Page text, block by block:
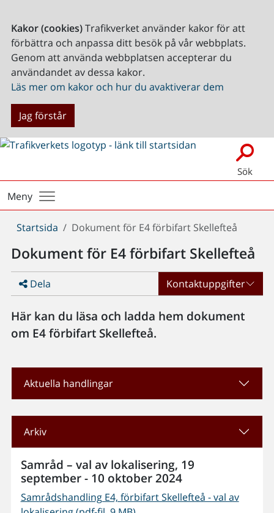
Kakor (cookies)Trafikverket använder kakor för att
förbättra och anpassa ditt besök på vår webbplats.
Genom att använda webbplatsen accepterar du
användandet av dessa kakor.
Läs mer om kakor och hur du avaktiverar dem
Jag förstår
Sök
Meny
Du
här:
Startsida Dokument för E4 förbifart Skellefteå
Dokument för E4 förbifart Skellefteå
Dela Kontaktuppgifter
Här kan du läsa och ladda hem dokument
om E4 förbifart Skellefteå.
Aktuella handlingar
Arkiv
Samråd – val av lokalisering, 19
september - 10 oktober 2024
Samrådshandling E4, förbifart Skellefteå - val av